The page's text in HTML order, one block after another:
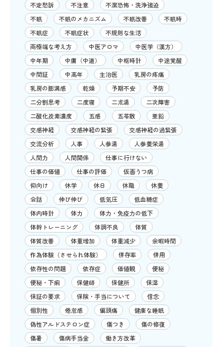
不定愁訴
不注意
不潔恐怖・洗浄強迫
不眠
不眠のメカニズム 不眠改善
不眠時
不眠症
不眠症状
不規則な生活
両極端な考え方
中医アロマ
中医学（漢方）
中年期
中庸（中道） 中枢時計
中途覚醒
中間証
中高年 主治医
乳房の疼痛
乳房の膨満感
乾燥 予期不安
予防
二分割思考
二度寝 二朮湯
二次障害
二酸化炭素濃度
五感 五苓散
亜鉛
交感神経
交感神経の緊張
交感神経の過緊張
交流分析
人事 人参湯
人参養栄湯
人間力
人間関係
仕事に行けない
仕事の価値
仕事の評価
仮面うつ病
仰向け
休学 休日 休職
休養
会話
伸び伸び 低気圧
低血糖症
体内時計
体力
体力・免疫力の低下
体幹トレーニング
体調不良
体質
体質改善
体重増加 体重減少
余暇時間
作為体験（させられ体験）
併存率
併用
依存性の問題
依存症 価値観
便秘
便秘・下痢
保健師 保健所
保湿
保証の要求
保険・手当について
信念
個別性
倦怠感 偏頭痛
健康な睡眠
偽性アルドステロン症
傷つき
傷の修復
傷暑
傷病手当金
働き方改革